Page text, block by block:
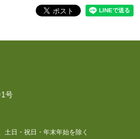
号
土日・祝日・年末年始を除く